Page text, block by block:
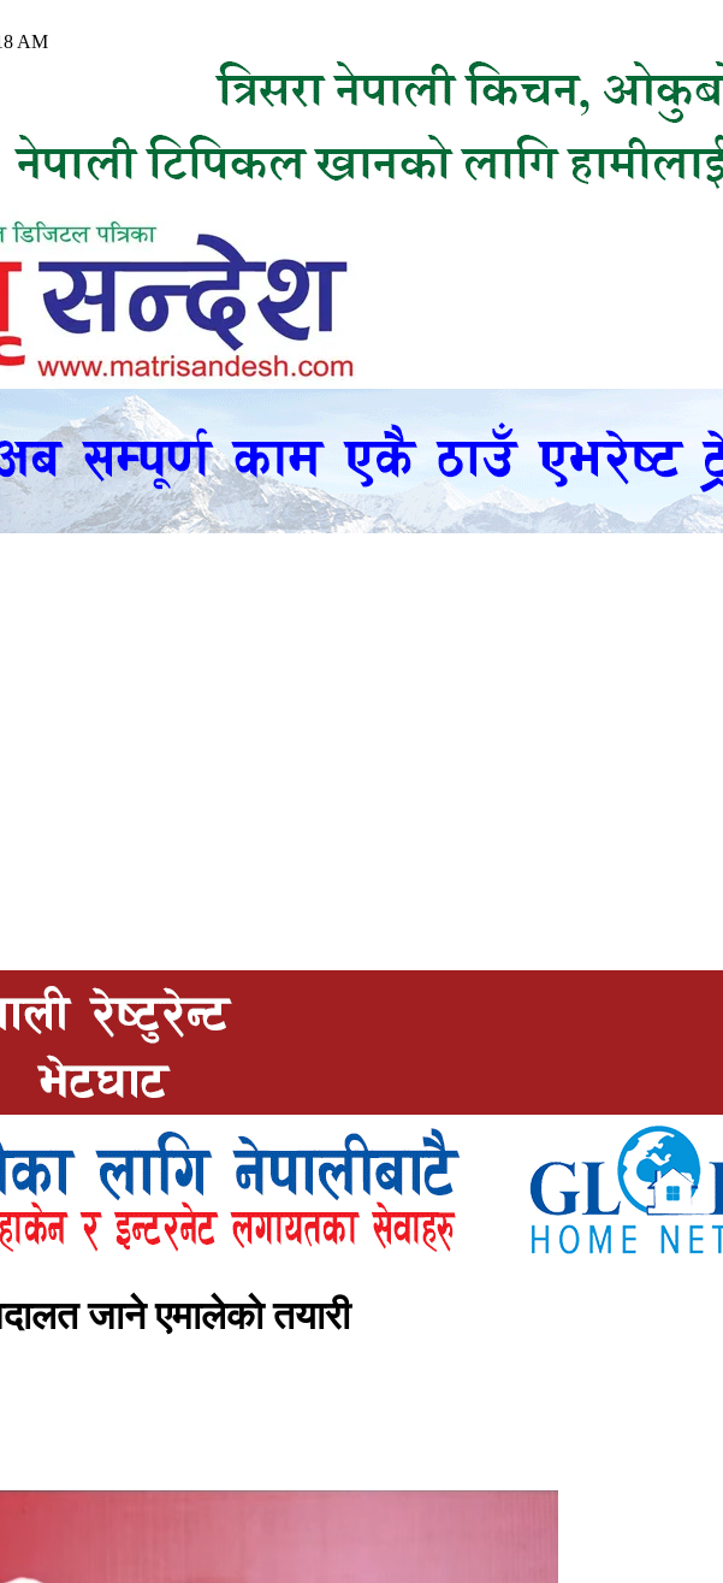
AM
जाने एमालेकाे तयारी